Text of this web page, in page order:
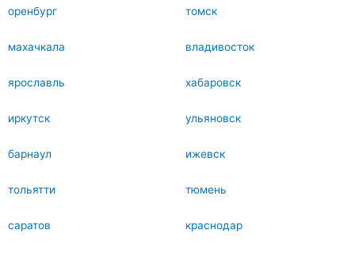
оренбург томск
махачкала владивосток
ярославль хабаровск
иркутск ульяновск
барнаул ижевск
тольятти тюмень
саратов краснодар